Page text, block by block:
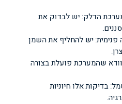
הדלק: יש לבדוק את
פנימית: יש להחליף את השמן
שהמערכת פועלת בצורה
בדיקות אלו חיוניות